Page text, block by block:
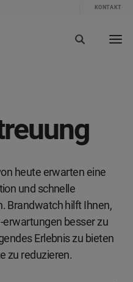
KONTAKT
heute erwarten eine
und schnelle
Brandwatch hilft Ihnen,
erwartungen besser zu
Erlebnis zu bieten
zu reduzieren.